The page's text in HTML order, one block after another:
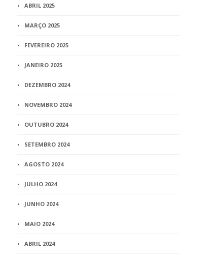
Certificado digital passa a
ter validade de até cinco
4 min
ABRIL 2025
MARÇO 2025
FEVEREIRO 2025
JANEIRO 2025
DEZEMBRO 2024
NOVEMBRO 2024
OUTUBRO 2024
SETEMBRO 2024
AGOSTO 2024
JULHO 2024
JUNHO 2024
MAIO 2024
ABRIL 2024